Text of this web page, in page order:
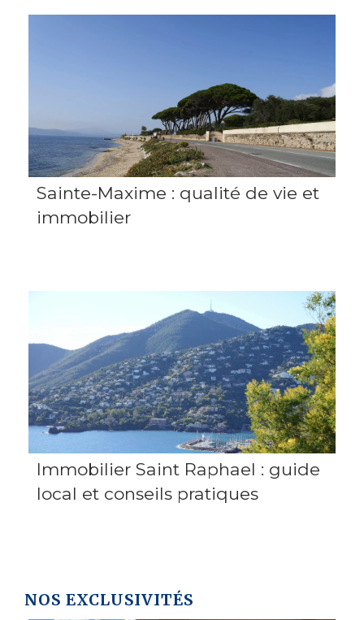
Sainte-Maxime : qualité de vie et
immobilier
Immobilier Saint Raphael : guide
local et conseils pratiques
NOS EXCLUSIVITÉS